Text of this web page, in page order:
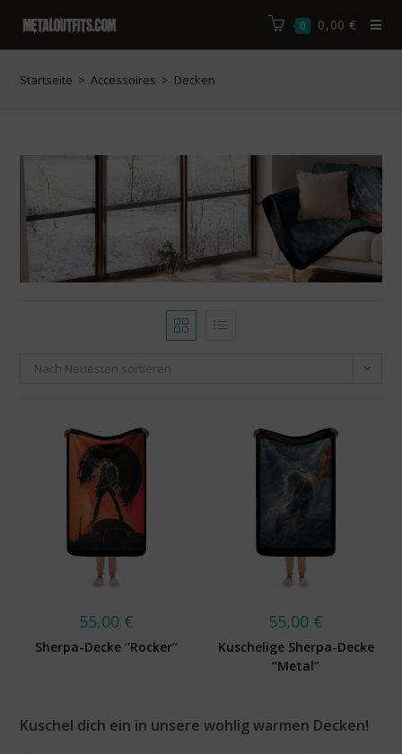
0 0,00 €
Startseite > Accessoires > Decken
Nach Neuesten sortieren
55,00 €
Sherpa-Decke “Rocker”
55,00 €
Kuschelige Sherpa-Decke
“Metal”
Kuschel dich ein in unsere wohlig warmen Decken!